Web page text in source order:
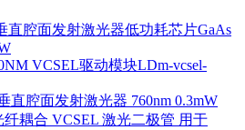
直腔面发射激光器低功耗芯片GaAs
VCSEL驱动模块LDm-vcsel-
直腔面发射激光器 760nm 0.3mW
纤耦合 VCSEL 激光二极管 用于